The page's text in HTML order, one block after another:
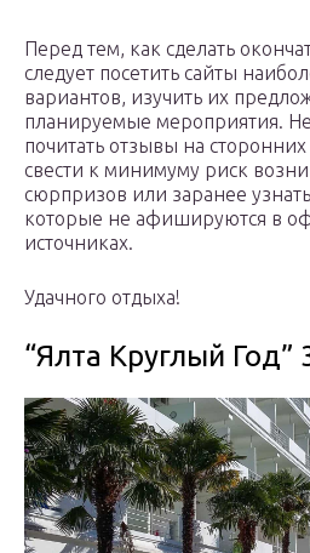
Перед тем, как сделать
следует посетить сайты
вариантов, изучить их
планируемые мероприятия.
почитать отзывы на
свести к минимуму риск
сюрпризов или заранее
которые не афишируются в
источниках.
Удачного отдыха!
“Ялта Круглый Год”